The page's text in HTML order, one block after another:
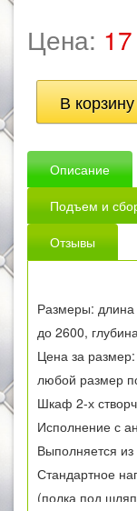
Цена:
Описание
Подъем и
Отзывы
Размеры:
до 2600,
Цена за
любой размер
Шкаф 2-х
Исполнение с
Выполняется
Стандартное
(полка под